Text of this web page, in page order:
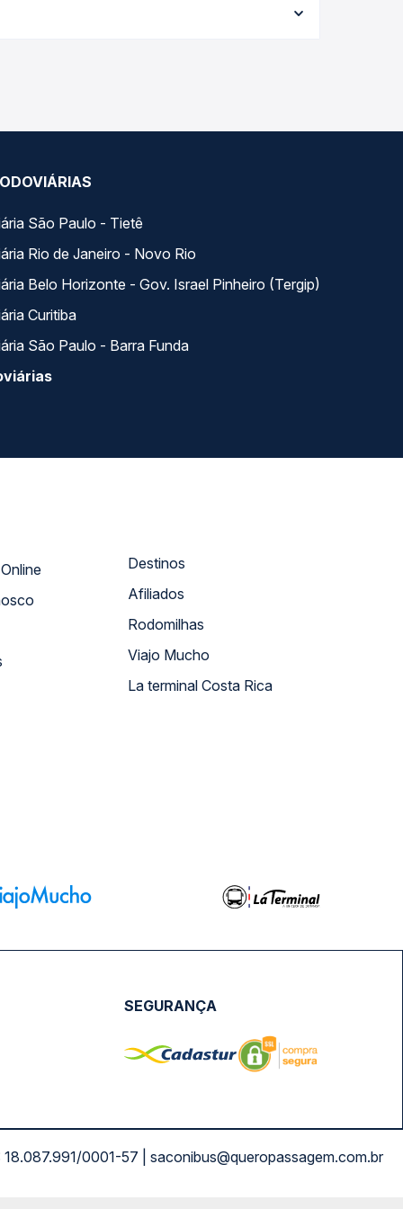
garante a melhor oferta para o seu roteiro.
São Paulo - Tietê
Rio de Janeiro - Novo Rio
Belo Horizonte - Gov. Israel Pinheiro (Tergip)
Curitiba
São Paulo - Barra Funda
Atendimento Online
Destinos
Afiliados
Rodomilhas
Viajo Mucho
La terminal Costa Rica
SEGURANÇA
0001-57 | saconibus@queropassagem.com.br